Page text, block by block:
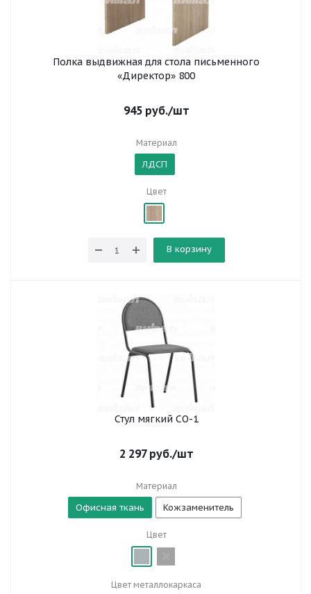
Полка выдвижная для стола письменного
«Директор» 800
945руб./шт
Материал
ЛДСП
Цвет
В корзину
Стул мягкий СО-1
2 297руб./шт
Материал
Офисная ткань Кожзаменитель
Цвет
Цвет металлокаркаса